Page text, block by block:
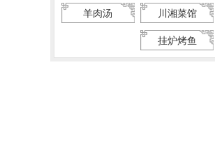
川湘菜馆
羊肉汤
挂炉烤鱼